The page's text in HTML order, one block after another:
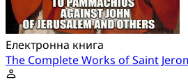
Електронна книга
The Complete Works of Saint